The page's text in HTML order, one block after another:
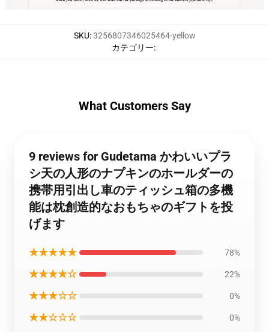
SKU:3256807346025464-yellow
カテゴリー:
What Customers Say
9 reviews for Gudetama かわいいプラ
シ天の人形のナプキンのホールダーの
携帯用引出し車のティッシュ箱の多機
能は枕創造的なおもちゃのギフトを投
げます
★★★★★ 78%
★★★★☆ 22%
★★★☆☆ 0%
★★☆☆☆ 0%